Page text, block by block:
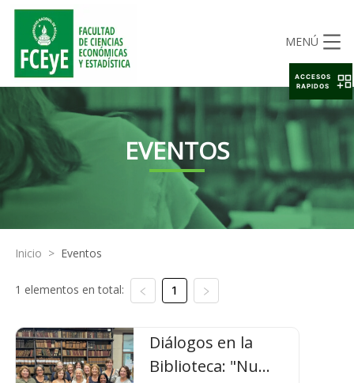
MENÚ
EVENTOS
Inicio > Eventos
1 elementos en total: 1
Diálogos en la
Biblioteca: "Nu...
ACCESOS
RAPIDOS